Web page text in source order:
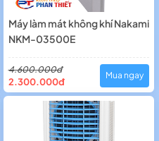
Máy làm mát không khí Nakami
NKM-03500E
Mua ngay
4.600.000đ
2.300.000đ